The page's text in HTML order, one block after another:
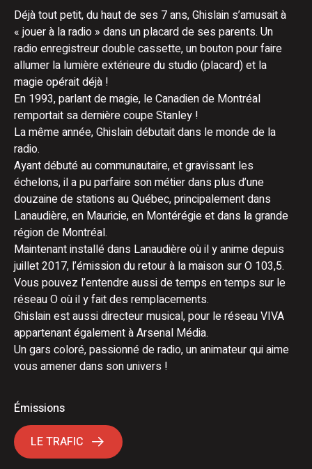
Déjà tout petit, du haut de ses 7 ans, Ghislain s’amusait à
« jouer à la radio » dans un placard de ses parents. Un
radio enregistreur double cassette, un bouton pour faire
allumer la lumière extérieure du studio (placard) et la
magie opérait déjà !
En 1993, parlant de magie, le Canadien de Montréal
remportait sa dernière coupe Stanley !
La même année, Ghislain débutait dans le monde de la
radio.
Ayant débuté au communautaire, et gravissant les
échelons, il a pu parfaire son métier dans plus d’une
douzaine de stations au Québec, principalement dans
Lanaudière, en Mauricie, en Montérégie et dans la grande
région de Montréal.
Maintenant installé dans Lanaudière où il y anime depuis
juillet 2017, l’émission du retour à la maison sur O 103,5.
Vous pouvez l’entendre aussi de temps en temps sur le
réseau O où il y fait des remplacements.
Ghislain est aussi directeur musical, pour le réseau VIVA
appartenant également à Arsenal Média.
Un gars coloré, passionné de radio, un animateur qui aime
vous amener dans son univers !
Émissions
LE TRAFIC